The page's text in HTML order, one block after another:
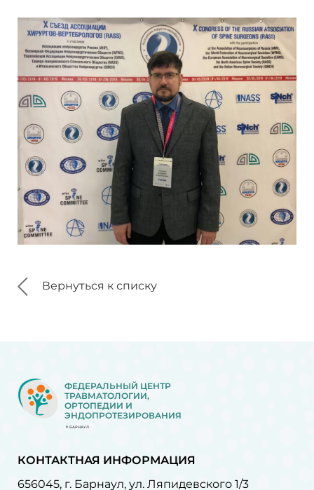
Вернуться к списку
ФЕДЕРАЛЬНЫЙ ЦЕНТР
ТРАВМАТОЛОГИИ,
ОРТОПЕДИИ И
ЭНДОПРОТЕЗИРОВАНИЯ
БАРНАУЛ
КОНТАКТНАЯ ИНФОРМАЦИЯ
656045, г. Барнаул, ул. Ляпидевского 1/3